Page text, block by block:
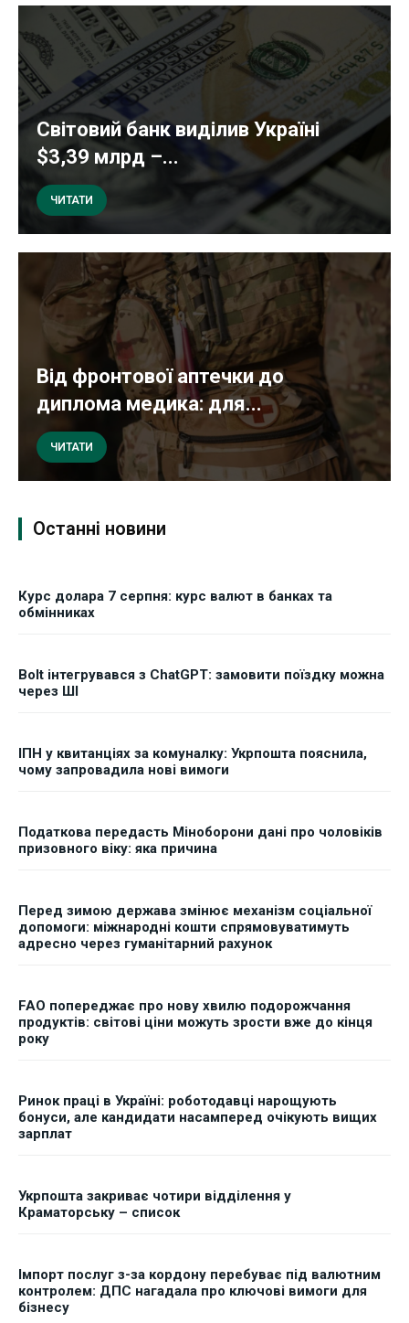
Світовий банк виділив Україні
$3,39 млрд –...
ЧИТАТИ
Від фронтової аптечки до
диплома медика: для...
ЧИТАТИ
Останні новини
Курс долара 7 серпня: курс валют в банках та
обмінниках
Bolt інтегрувався з ChatGPT: замовити поїздку можна
через ШІ
ІПН у квитанціях за комуналку: Укрпошта пояснила,
чому запровадила нові вимоги
Податкова передасть Міноборони дані про чоловіків
призовного віку: яка причина
Перед зимою держава змінює механізм соціальної
допомоги: міжнародні кошти спрямовуватимуть
адресно через гуманітарний рахунок
FAO попереджає про нову хвилю подорожчання
продуктів: світові ціни можуть зрости вже до кінця
року
Ринок праці в Україні: роботодавці нарощують
бонуси, але кандидати насамперед очікують вищих
зарплат
Укрпошта закриває чотири відділення у
Краматорську – список
Імпорт послуг з-за кордону перебуває під валютним
контролем: ДПС нагадала про ключові вимоги для
бізнесу